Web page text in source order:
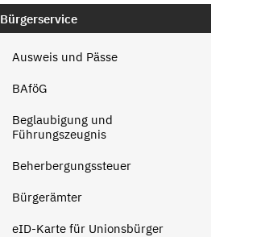
Bürgerservice
Ausweis und Pässe
BAföG
Beglaubigung und
Führungszeugnis
Beherbergungssteuer
Bürgerämter
eID-Karte für Unionsbürger